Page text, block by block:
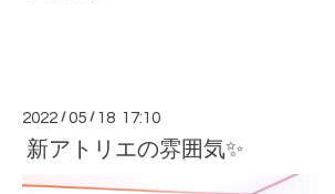
2022 /05 / 18 17:10
新アトリエの雰囲気✨